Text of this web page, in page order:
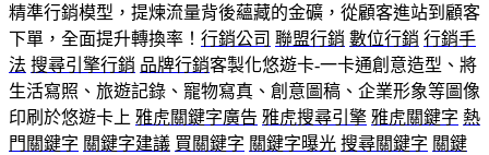
精準行銷模型，提煉流量背後蘊藏的金礦，從顧客進站到顧客
下單，全面提升轉換率！ 行銷公司 聯盟行銷 數位行銷 行銷手
法 搜尋引擎行銷 品牌行銷客製化悠遊卡-一卡通創意造型、將
生活寫照、旅遊記錄、寵物寫真、創意圖稿、企業形象等圖像
印刷於悠遊卡上 雅虎關鍵字廣告 雅虎搜尋引擎 雅虎關鍵字 熱
門關鍵字 關鍵字建議 買關鍵字 關鍵字曝光 搜尋關鍵字 關鍵